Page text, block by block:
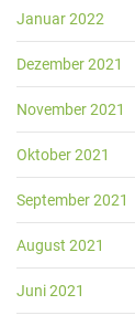
Januar 2022
Dezember 2021
November 2021
Oktober 2021
September 2021
August 2021
Juni 2021